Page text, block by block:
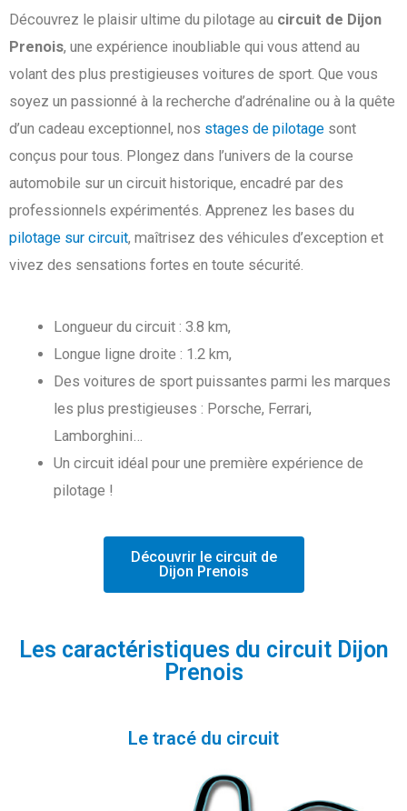
Découvrez le plaisir ultime du pilotage au circuit de Dijon
Prenois, une expérience inoubliable qui vous attend au
volant des plus prestigieuses voitures de sport. Que vous
soyez un passionné à la recherche d’adrénaline ou à la quête
d’un cadeau exceptionnel, nos stages de pilotage sont
conçus pour tous. Plongez dans l’univers de la course
automobile sur un circuit historique, encadré par des
professionnels expérimentés. Apprenez les bases du
pilotage sur circuit, maîtrisez des véhicules d’exception et
vivez des sensations fortes en toute sécurité.
Longueur du circuit : 3.8 km,
Longue ligne droite : 1.2 km,
Des voitures de sport puissantes parmi les marques
les plus prestigieuses : Porsche, Ferrari,
Lamborghini…
Un circuit idéal pour une première expérience de
pilotage !
Découvrir le circuit de
Dijon Prenois
Les caractéristiques du circuit Dijon
Prenois
Le tracé du circuit